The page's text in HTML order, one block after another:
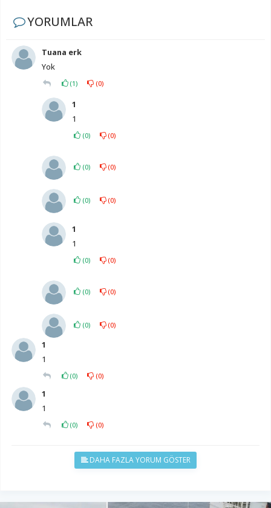
YORUMLAR
Tuana erk
Yok
(1) (0)
1
1
(0) (0)
(0) (0)
(0) (0)
1
1
(0) (0)
(0) (0)
(0) (0)
1
1
(0) (0)
1
1
(0) (0)
DAHA FAZLA YORUM GÖSTER